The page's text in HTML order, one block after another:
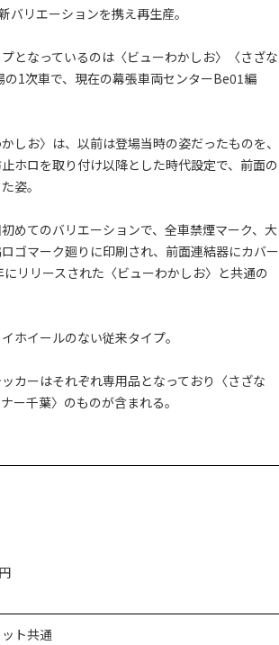
リエーションを携え再生産。
となっているのは〈ビューわかしお〉〈さざな
1次車で、現在の幕張車両センターBe01編
しお〉は、以前は登場当時の姿だったものを、
ホロを取り付け以降とした時代設定で、前面の
姿。
めてのバリエーションで、全車禁煙マーク、大
ゴマーク廻りに印刷され、前面連結器にカバー
リリースされた〈ビューわかしお〉と共通の
ホイールのない従来タイプ。
カーはそれぞれ専用品となっており〈さざな
ー千葉〉のものが含まれる。
ト共通